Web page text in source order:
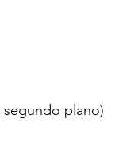
plano)